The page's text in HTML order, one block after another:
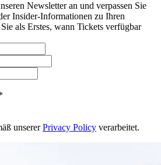
Newsletter an und verpassen Sie
Insider-Informationen zu Ihren
als Erstes, wann Tickets verfügbar
unsererPrivacy Policy verarbeitet.